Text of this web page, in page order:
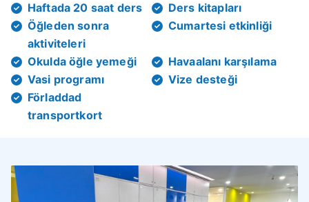
Haftada 20 saat ders
Ders kitapları
Öğleden sonra
aktiviteleri
Cumartesi etkinliği
Okulda öğle yemeği
Havaalanı karşılama
Vasi programı
Vize desteği
Förladdad
transportkort